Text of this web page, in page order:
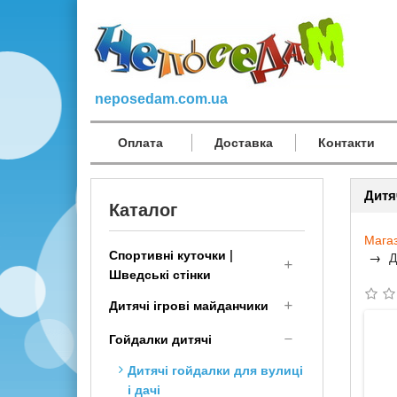
neposedam.com.ua
Оплата Доставка Контакти
Каталог
Спортивні куточки |
Шведські стінки
Дитячий Спортивний
малюкам
Шведська стінка
Трансформер
Дитячі ігрові майданчики
Дерев'яні дитячі
Дитячі площадки для дачі з
Гойдалки дитячі
Дитячі гойдалки для вулиці
і дачі